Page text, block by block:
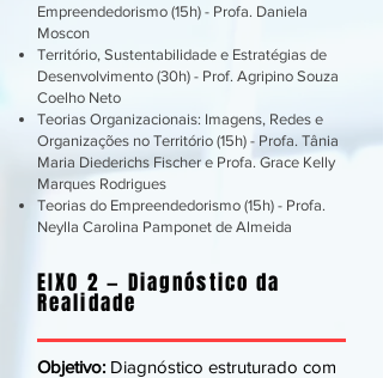
Empreendedorismo (15h) - Profa. Daniela
Moscon
Território, Sustentabilidade e Estratégias de
Desenvolvimento (30h) - Prof. Agripino Souza
Coelho Neto
Teorias Organizacionais: Imagens, Redes e
Organizações no Território (15h) - Profa. Tânia
Maria Diederichs Fischer e Profa. Grace Kelly
Marques Rodrigues
Teorias do Empreendedorismo (15h) - Profa.
Neylla Carolina Pamponet de Almeida
EIXO 2 — Diagnóstico da
Realidade
Objetivo: Diagnóstico estruturado com